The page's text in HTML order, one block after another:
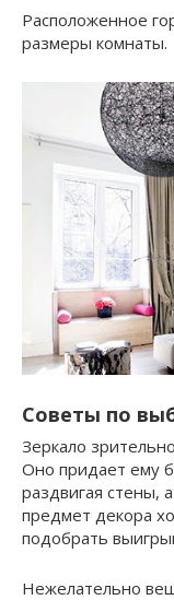
Расположенное
размеры комнаты.
Советы по
Зеркало
Оно придает ему
раздвигая стены,
предмет декора
подобрать
Нежелательно